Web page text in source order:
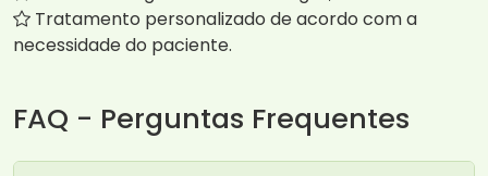
Tratamento personalizado de acordo com a
necessidade do paciente.
FAQ - Perguntas Frequentes